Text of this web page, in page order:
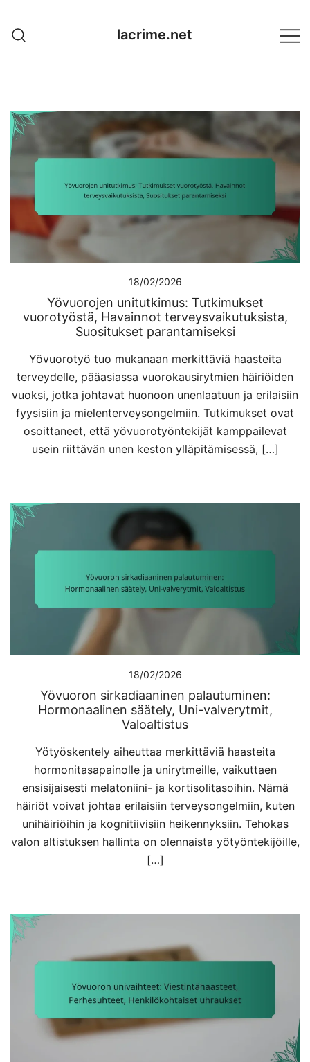
content
lacrime.net
18/02/2026
Yövuorojen unitutkimus: Tutkimukset
vuorotyöstä, Havainnot terveysvaikutuksista,
Suositukset parantamiseksi
Yövuorotyö tuo mukanaan merkittäviä haasteita
terveydelle, pääasiassa vuorokausirytmien häiriöiden
vuoksi, jotka johtavat huonoon unenlaatuun ja erilaisiin
fyysisiin ja mielenterveysongelmiin. Tutkimukset ovat
osoittaneet, että yövuorotyöntekijät kamppailevat
usein riittävän unen keston ylläpitämisessä, […]
18/02/2026
Yövuoron sirkadiaaninen palautuminen:
Hormonaalinen säätely, Uni-valverytmit,
Valoaltistus
Yötyöskentely aiheuttaa merkittäviä haasteita
hormonitasapainolle ja unirytmeille, vaikuttaen
ensisijaisesti melatoniini- ja kortisolitasoihin. Nämä
häiriöt voivat johtaa erilaisiin terveysongelmiin, kuten
unihäiriöihin ja kognitiivisiin heikennyksiin. Tehokas
valon altistuksen hallinta on olennaista yötyöntekijöille,
[…]